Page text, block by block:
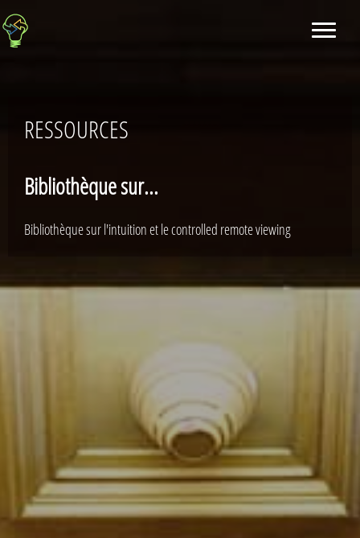
RESSOURCES
Bibliothèque sur...
Bibliothèque sur l'intuition et le controlled remote viewing